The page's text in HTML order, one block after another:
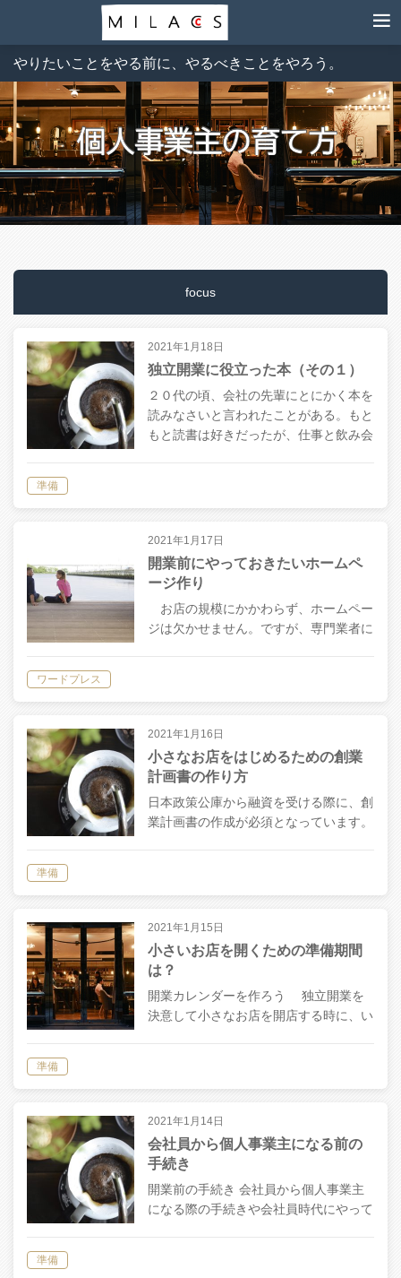
やりたいことをやる前に、やるべきことをやろう。
focus
2021年1月18日
独立開業に役立った本（その１）
２０代の頃、会社の先輩にとにかく本を
読みなさいと言われたことがある。もと
もと読書は好きだったが、仕事と飲み会
くな…
準備
2021年1月17日
開業前にやっておきたいホームペ
ージ作り
お店の規模にかかわらず、ホームペー
ジは欠かせません。ですが、専門業者に
作りましょう。これも考え方は設備と同
じで…
ワードプレス
2021年1月16日
小さなお店をはじめるための創業
計画書の作り方
日本政策公庫から融資を受ける際に、創
業計画書の作成が必須となっています。
ォーマットが用意されてあるので、記入
してい…
準備
2021年1月15日
小さいお店を開くための準備期間
は？
開業カレンダーを作ろう 独立開業を
決意して小さなお店を開店する時に、い
ません。 理想は１年半前くらいから準
備を…
準備
2021年1月14日
会社員から個人事業主になる前の
手続き
開業前の手続き 会社員から個人事業主
になる際の手続きや会社員時代にやって
準備